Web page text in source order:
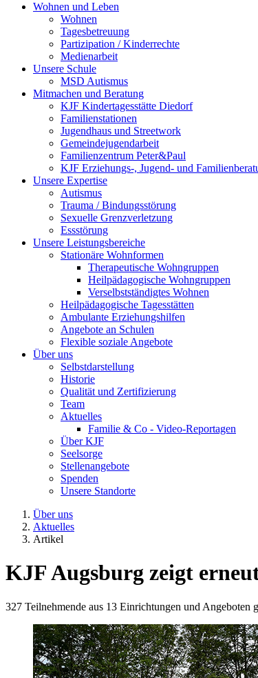
Wohnen und Leben
Wohnen
Tagesbetreuung
Partizipation / Kinderrechte
Medienarbeit
Unsere Schule
MSD Autismus
Mitmachen und Beratung
KJF Kindertagesstätte Diedorf
Familienstationen
Jugendhaus und Streetwork
Gemeindejugendarbeit
Familienzentrum Peter&Paul
KJF Erziehungs-, Jugend- und
Unsere Expertise
Autismus
Trauma / Bindungsstörung
Sexuelle Grenzverletzung
Essstörung
Unsere Leistungsbereiche
Stationäre Wohnformen
Therapeutische Wohngruppen
Heilpädagogische Wohngruppen
Verselbstständigtes Wohnen
Heilpädagogische Tagesstätten
Ambulante Erziehungshilfen
Angebote an Schulen
Flexible soziale Angebote
Über uns
Selbstdarstellung
Historie
Qualität und Zertifizierung
Team
Aktuelles
Familie & Co - Video-Reportagen
Über KJF
Seelsorge
Stellenangebote
Spenden
Unsere Standorte
Über uns
Aktuelles
Artikel
KJF Augsburg zeigt
327 Teilnehmende aus 13 Einrichtungen und Angeboten